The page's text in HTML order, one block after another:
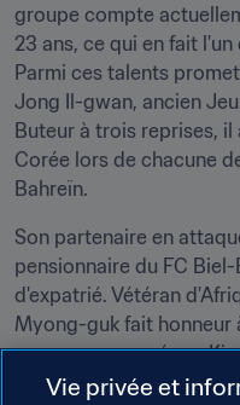
groupe compte
23 ans, ce qui en fait
Parmi ces talents
Jong Il-gwan, ancien
Buteur à trois reprises,
Corée lors de chacune
Bahreïn.
Son partenaire en
pensionnaire du FC
d'expatrié. Vétéran
Myong-guk fait honneur
groupe composé par
marques, comme en
Vie privée et